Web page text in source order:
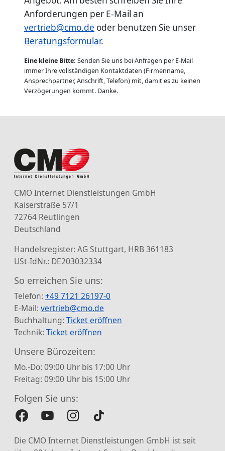
Anforderungen per E-Mail an
vertrieb@cmo.de oder benutzen Sie unser
Beratungsformular.
Eine kleine Bitte: Senden Sie uns bei Anfragen per E-Mail
immer Ihre vollständigen Kontaktdaten (Firmenname,
Ansprechpartner, Anschrift, Telefon) mit, damit es zu keinen
Verzögerungen kommt. Danke.
CMO Internet Dienstleistungen GmbH
Kaiserstraße 57/1
72764 Reutlingen
Deutschland
Handelsregister: AG Stuttgart, HRB 361183
USt-IdNr.: DE203032334
So erreichen Sie uns:
Telefon: +49 7121 26197-0
E-Mail: vertrieb@cmo.de
Buchhaltung: Ticket eröffnen
Technik: Ticket eröffnen
Unsere Bürozeiten:
Mo.-Do: 09:00 Uhr bis 17:00 Uhr
Freitag: 09:00 Uhr bis 15:00 Uhr
Folgen Sie uns:
Die CMO Internet Dienstleistungen GmbH ist seit